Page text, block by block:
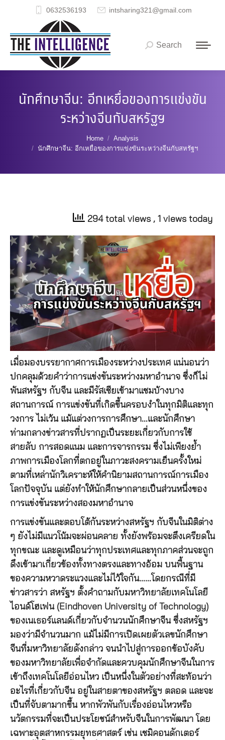
0632536193 intsharing321@gmail.com
Search:
Search
นักศึกษาจีน: อีกเหยื่อของการแข่งขัน
ระหว่างจีนกับสหรัฐฯ
Home
Analysis
นักศึกษาจีน: อีกเหยื่อของการแข่งขันระหว่างจีนกับสหรัฐฯ
294 total views , 1 views today
เมื่อมองบรรยากาศการเมืองระหว่างประเทศ แน่นอนว่า
ปกคลุมด้วยคำว่าการแข่งขันระหว่างมหาอำนาจ ซึ่งก็ไม่
พ้นสหรัฐฯ กับจีน และมีรัสเซียเข้ามาแซมบ้างบาง
สถานการณ์ การแข่งขันที่เกิดขึ้นครอบงำในทุกมิติและทุก
วงการ ไม่เว้น แม้แต่วงการการศึกษา…และนักศึกษา
ท่ามกลางข่าวสารที่ปรากฏเป็นระยะเกี่ยวกับการใช้
สายลับ การสอดแนม และการจารกรรม ซึ่งไม่เพียงย้ำ
ภาพการเมืองโลกที่ตกอยู่ในภาวะสงครามเย็นครั้งใหม่
ตามที่เหล่านักวิเคราะห์ให้คำนิยามสถานการณ์การเมือง
โลกปัจจุบัน แต่ยังทำให้นักศึกษากลายเป็นส่วนหนึ่งของ
การแข่งขันระหว่างสองมหาอำนาจ
การแข่งขันและตอบโต้กันระหว่างสหรัฐฯ กับจีนในมิติต่าง
ๆ ยังไม่มีแนวโน้มจะผ่อนคลาย ทั้งยังพร้อมจะตึงเครียดใน
ทุกขณะ และดูเหมือนว่าทุกประเทศและทุกภาคส่วนจะถูก
ดึงเข้ามาเกี่ยวข้องทั้งทางตรงและทางอ้อม บนพื้นฐาน
ของความหวาดระแวงและไม่ไว้ใจกัน……โดยกรณีที่มี
ข่าวสารว่า สหรัฐฯ ตั้งคำถามกับมหาวิทยาลัยเทคโนโลยี
ไอนด์โฮเฟน (Eindhoven University of Technology)
ของเนเธอร์แลนด์เกี่ยวกับจำนวนนักศึกษาจีน ซึ่งสหรัฐฯ
มองว่ามีจำนวนมาก แม้ไม่มีการเปิดเผยตัวเลขนักศึกษา
จีนที่มหาวิทยาลัยดังกล่าว จนนำไปสู่การออกข้อบังคับ
ของมหาวิทยาลัยเพื่อจำกัดและควบคุมนักศึกษาจีนในการ
เข้าถึงเทคโนโลยีอ่อนไหว เป็นหนึ่งในตัวอย่างที่สะท้อนว่า
อะไรที่เกี่ยวกับจีน อยู่ในสายตาของสหรัฐฯ ตลอด และจะ
เป็นที่จับตามากขึ้น หากพัวพันกับเรื่องอ่อนไหวหรือ
นวัตกรรมที่จะเป็นประโยชน์สำหรับจีนในการพัฒนา โดย
เฉพาะอุตสาหกรรมยุทธศาสตร์ เช่น เซมิคอนดักเตอร์